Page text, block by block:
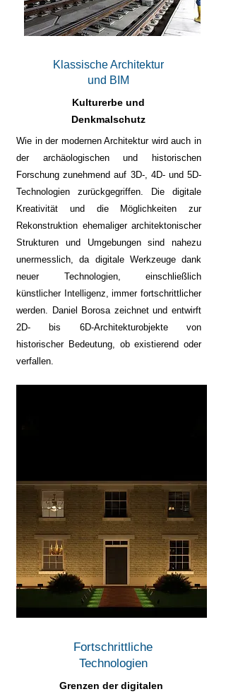
Klassische Architektur
und BIM
Kulturerbe und
Denkmalschutz
Wie in der modernen Architektur wird auch in
der archäologischen und historischen
Forschung zunehmend auf 3D-, 4D- und 5D-
Technologien zurückgegriffen. Die digitale
Kreativität und die Möglichkeiten zur
Rekonstruktion ehemaliger architektonischer
Strukturen und Umgebungen sind nahezu
unermesslich, da digitale Werkzeuge dank
neuer Technologien, einschließlich
künstlicher Intelligenz, immer fortschrittlicher
werden. Daniel Borosa zeichnet und entwirft
2D- bis 6D-Architekturobjekte von
historischer Bedeutung, ob existierend oder
verfallen.
Fortschrittliche
Technologien
Grenzen der digitalen